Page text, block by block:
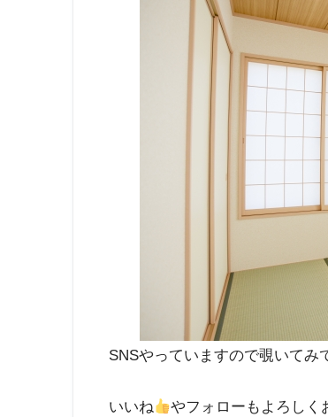
SNSやっていますので覗いてみ
いいね やフォローもよろしく